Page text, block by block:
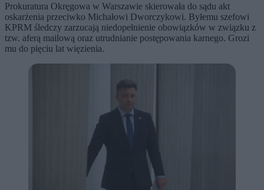
Prokuratura Okręgowa w Warszawie skierowała do sądu akt
oskarżenia przeciwko Michałowi Dworczykowi. Byłemu szefowi
KPRM śledczy zarzucają niedopełnienie obowiązków w związku z
tzw. aferą mailową oraz utrudnianie postępowania karnego. Grozi
mu do pięciu lat więzienia.